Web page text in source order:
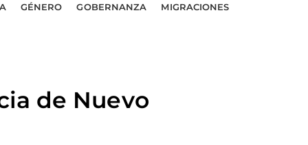
GÉNERO GOBERNANZA MIGRACIONES
de Nuevo